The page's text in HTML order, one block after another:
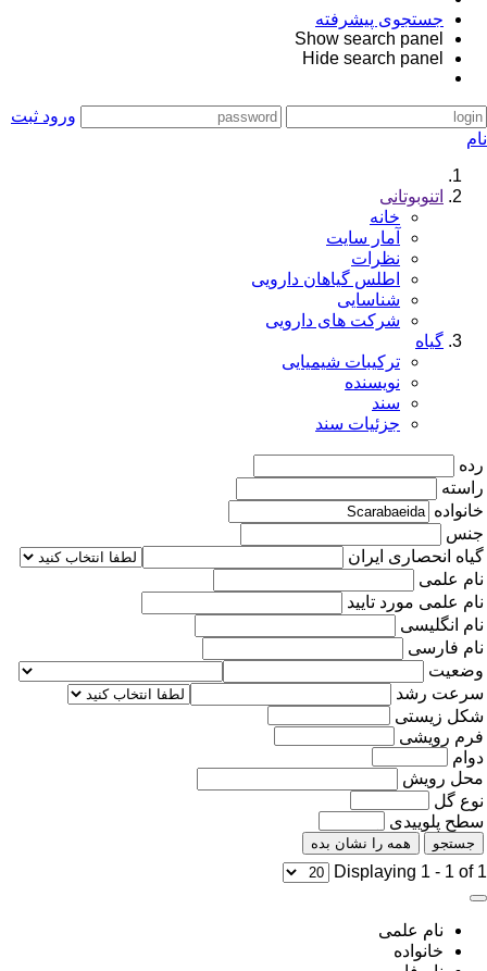
جستجوی پیشرفته
Show search panel
Hide search panel
ورود ثبت
نام
اتنوبوتانی
خانه
آمار سایت
نظرات
اطلس گیاهان دارویی
شناسایی
شرکت های دارویی
گیاه
ترکیبات شیمیایی
نویسنده
سند
جزئیات سند
رده
راسته
خانواده
جنس
گیاه انحصاری ایران
نام علمی
نام علمی مورد تایید
نام انگلیسی
نام فارسی
وضعیت
سرعت رشد
شکل زیستی
فرم رویشی
دوام
محل رویش
نوع گل
سطح پلوییدی
جستجو همه را نشان بده
Displaying 1 - 1 of 1
نام علمی
خانواده